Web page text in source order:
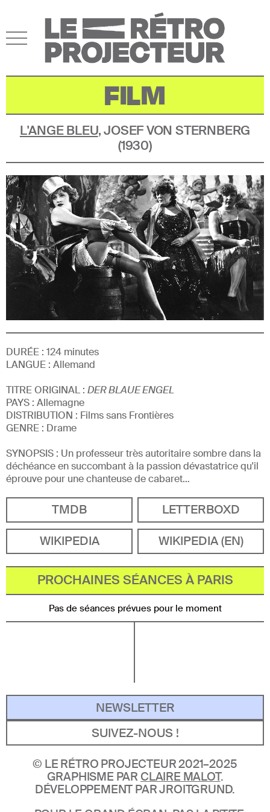
FILM
L'ANGE BLEU,JOSEF VON STERNBERG
(1930)
DURÉE : 124 minutes
LANGUE : Allemand
TITRE ORIGINAL : DER BLAUE ENGEL
PAYS : Allemagne
DISTRIBUTION : Films sans Frontières
GENRE : Drame
SYNOPSIS : Un professeur très autoritaire sombre dans la
déchéance en succombant à la passion dévastatrice qu'il
éprouve pour une chanteuse de cabaret…
TMDB
LETTERBOXD
WIKIPEDIA
WIKIPEDIA (EN)
PROCHAINES SÉANCES À PARIS
Pas de séances prévues pour le moment
NEWSLETTER
SUIVEZ-NOUS !
© LE RÉTRO PROJECTEUR 2021–2025
GRAPHISME PAR CLAIRE MALOT.
DÉVELOPPEMENT PAR JROITGRUND.